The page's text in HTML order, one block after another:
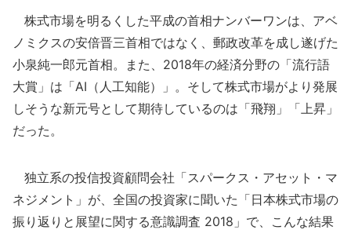
株式市場を明るくした平成の首相ナンバーワンは、アベ
ノミクスの安倍晋三首相ではなく、郵政改革を成し遂げた
小泉純一郎元首相。また、2018年の経済分野の「流行語
大賞」は「AI（人工知能）」。そして株式市場がより発展
しそうな新元号として期待しているのは「飛翔」「上昇」
だった。
独立系の投信投資顧問会社「スパークス・アセット・マ
ネジメント」が、全国の投資家に聞いた「日本株式市場の
振り返りと展望に関する意識調査 2018」で、こんな結果